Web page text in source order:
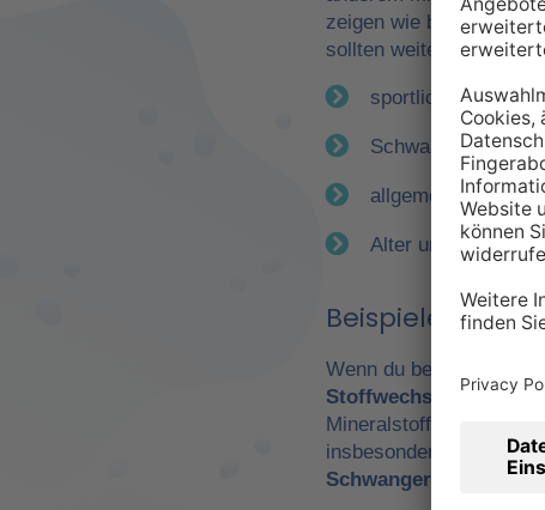
zeigen wie bereits
sollten weitere Faktoren
sportliche
Schwangerschaft
allgemeiner
Alter und
Beispiele für
Wenn du beispielsweise
Stoffwechsel
. Daraus
Mineralstoffen. Gerade
insbesondere
Schwangerschaft